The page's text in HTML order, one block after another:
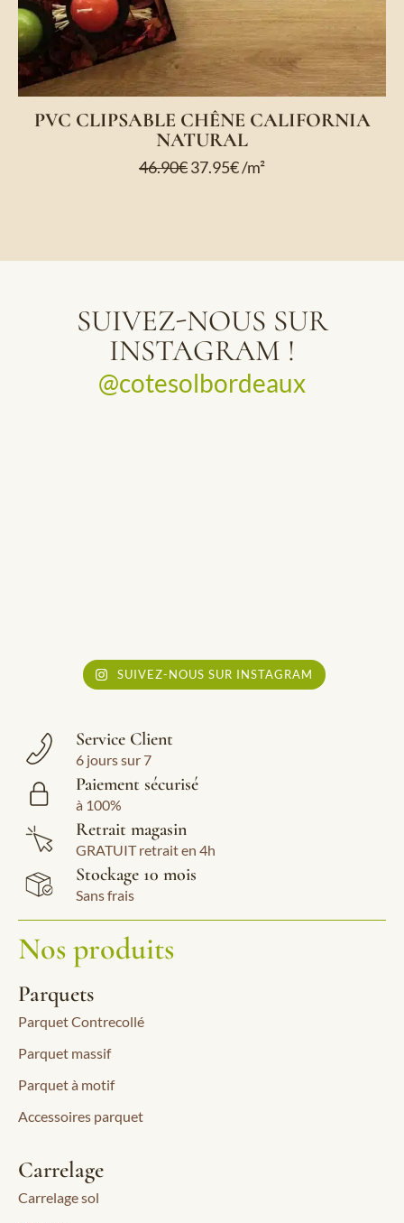
PVC CLIPSABLE CHÊNE CALIFORNIA
NATURAL
46.90€37.95€/m²
SUIVEZ-NOUS SUR
INSTAGRAM !
@cotesolbordeaux
SUIVEZ-NOUS SUR INSTAGRAM
Service Client
6 jours sur 7
Paiement sécurisé
à 100%
Retrait magasin
GRATUIT retrait en 4h
Stockage 10 mois
Sans frais
Nos produits
Parquets
Parquet Contrecollé
Parquet massif
Parquet à motif
Accessoires parquet
Carrelage
Carrelage sol